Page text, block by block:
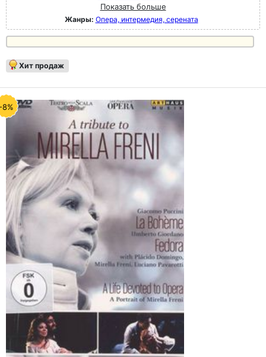
Показать больше
Жанры: Опера, интермедия, серената
Хит продаж
8%